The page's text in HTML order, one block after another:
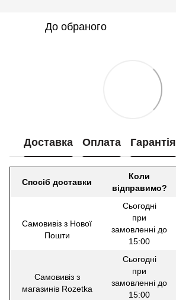
До обраного
Доставка Оплата Гарантія
Спосіб доставки
Коли
відправимо?
Самовивіз з Нової
Пошти
Сьогодні
при
замовленні до
15:00
Самовивіз з
магазинів Rozetka
Сьогодні
при
замовленні до
15:00